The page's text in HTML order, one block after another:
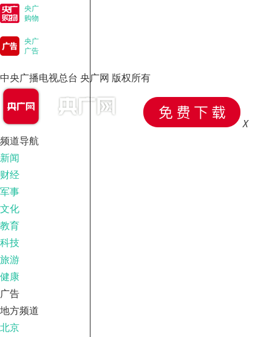
央广
购物
央广
广告
中央广播电视总台 央广网 版权所有
X
频道导航
新闻
财经
军事
文化
教育
科技
旅游
健康
广告
地方频道
北京